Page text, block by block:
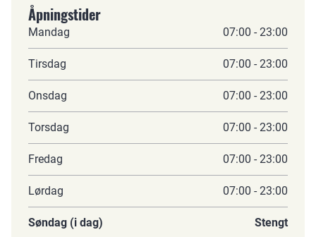
Åpningstider
Mandag 07:00 - 23:00
Tirsdag 07:00 - 23:00
Onsdag 07:00 - 23:00
Torsdag 07:00 - 23:00
Fredag 07:00 - 23:00
Lørdag 07:00 - 23:00
Søndag (i dag) Stengt